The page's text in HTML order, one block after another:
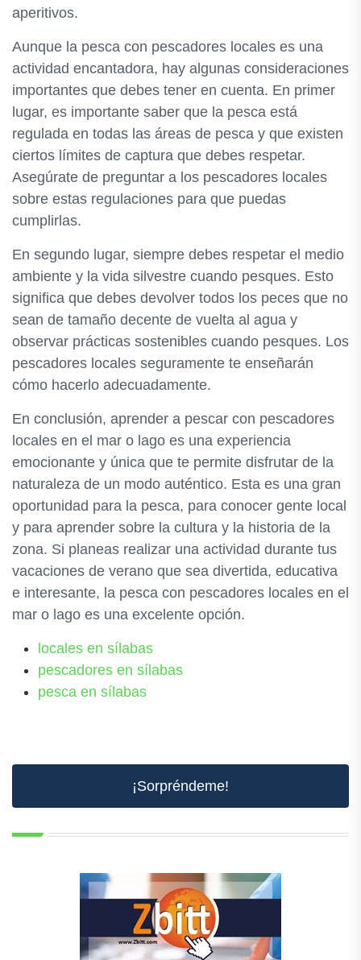
aperitivos.
Aunque la pesca con pescadores locales es una
actividad encantadora, hay algunas consideraciones
importantes que debes tener en cuenta. En primer
lugar, es importante saber que la pesca está
regulada en todas las áreas de pesca y que existen
ciertos límites de captura que debes respetar.
Asegúrate de preguntar a los pescadores locales
sobre estas regulaciones para que puedas
cumplirlas.
En segundo lugar, siempre debes respetar el medio
ambiente y la vida silvestre cuando pesques. Esto
significa que debes devolver todos los peces que no
sean de tamaño decente de vuelta al agua y
observar prácticas sostenibles cuando pesques. Los
pescadores locales seguramente te enseñarán
cómo hacerlo adecuadamente.
En conclusión, aprender a pescar con pescadores
locales en el mar o lago es una experiencia
emocionante y única que te permite disfrutar de la
naturaleza de un modo auténtico. Esta es una gran
oportunidad para la pesca, para conocer gente local
y para aprender sobre la cultura y la historia de la
zona. Si planeas realizar una actividad durante tus
vacaciones de verano que sea divertida, educativa
e interesante, la pesca con pescadores locales en el
mar o lago es una excelente opción.
locales en sílabas
pescadores en sílabas
pesca en sílabas
¡Sorpréndeme!